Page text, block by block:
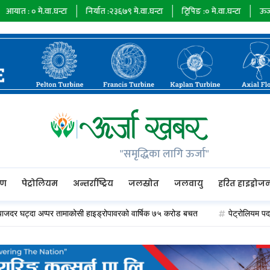
निर्यात :२३६७९मे.वा.घन्टा ट्रिपिङ :० मे.वा.घन्टा ऊर्जा माग :
"समृद्धिका लागि ऊर्जा"
पेट्रोलियम अन्तर्राष्ट्रिय जलस्रोत जलवायु हरित
अप्पर तामाकोसी हाइड्रोपावरको वार्षिक ७५ करोड बचत पेट्रोलियम पदार्थको